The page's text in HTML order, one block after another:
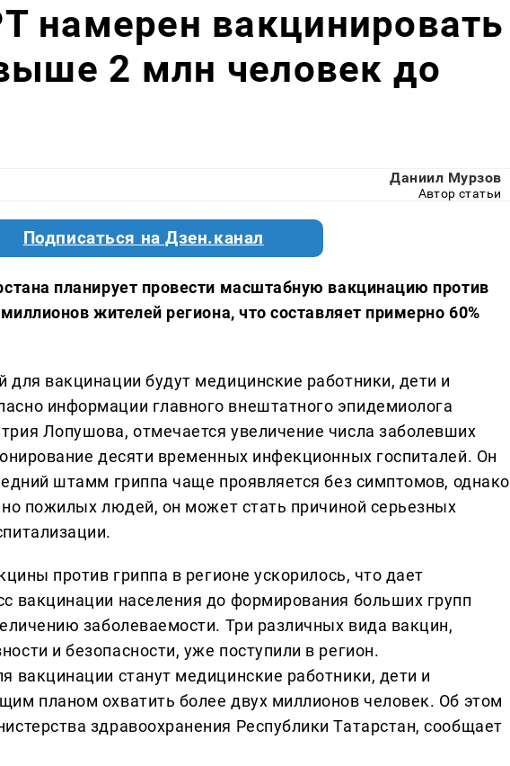
намерен вакцинировать
2 млн человек до
Даниил Мурзов
Автор статьи
Подписаться на Дзен.канал
планирует провести масштабную вакцинацию против
жителей региона, что составляет примерно 60%
для вакцинации будут медицинские работники, дети и
информации главного внештатного эпидемиолога
Лопушова, отмечается увеличение числа заболевших
десяти временных инфекционных госпиталей. Он
штамм гриппа чаще проявляется без симптомов, однако
пожилых людей, он может стать причиной серьезных
против гриппа в регионе ускорилось, что дает
вакцинации населения до формирования больших групп
заболеваемости. Три различных вида вакцин,
и безопасности, уже поступили в регион.
вакцинации станут медицинские работники, дети и
планом охватить более двух миллионов человек. Об этом
здравоохранения Республики Татарстан, сообщает